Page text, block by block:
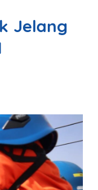
Jelang